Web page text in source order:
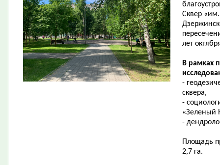
Сквер
лет
В рамках
-
сквера,
-
«Зеленый
-
Площадь
2,7 га.